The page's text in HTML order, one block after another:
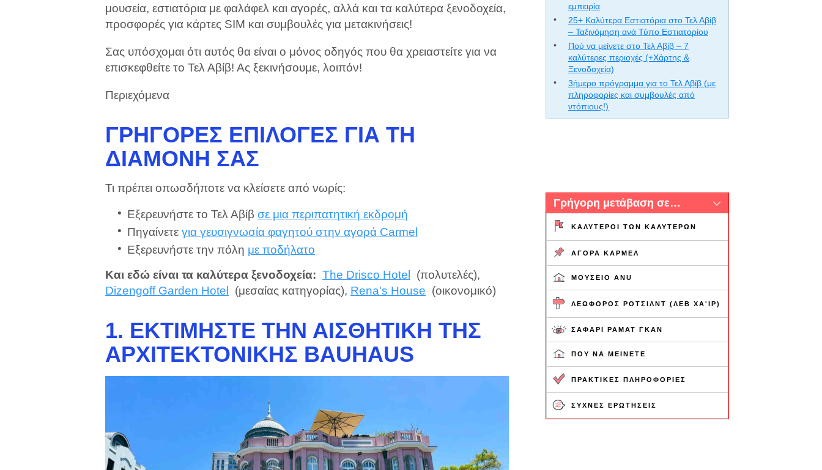
μουσεία, εστιατόρια με φαλάφελ και αγορές, αλλά και τα καλύτερα ξενοδοχεία,
προσφορές για κάρτες SIM και συμβουλές για μετακινήσεις!
Σας υπόσχομαι ότι αυτός θα είναι ο μόνος οδηγός που θα χρειαστείτε για να
επισκεφθείτε το Τελ Αβίβ! Ας ξεκινήσουμε, λοιπόν!
Περιεχόμενα
ΓΡΉΓΟΡΕΣ ΕΠΙΛΟΓΈΣ ΓΙΑ ΤΗ
ΔΙΑΜΟΝΉ ΣΑΣ
Τι πρέπει οπωσδήποτε να κλείσετε από νωρίς:
Εξερευνήστε το Τελ Αβίβ σε μια περιπατητική εκδρομή
Πηγαίνετε για γευσιγνωσία φαγητού στην αγορά Carmel
Εξερευνήστε την πόλη με ποδήλατο
Και εδώ είναι τα καλύτερα ξενοδοχεία: The Drisco Hotel
(πολυτελές),
Dizengoff Garden Hotel
(μεσαίας κατηγορίας), Rena's House (οικονομικό)
1. ΕΚΤΙΜΉΣΤΕ ΤΗΝ ΑΙΣΘΗΤΙΚΉ ΤΗΣ
ΑΡΧΙΤΕΚΤΟΝΙΚΉΣ BAUHAUS
εμπειρία
25+ Καλύτερα Εστιατόρια στο Τελ Αβίβ
– Ταξινόμηση ανά Τύπο Εστιατορίου
Πού να μείνετε στο Τελ Αβίβ – 7
καλύτερες περιοχές (+Χάρτης &
Ξενοδοχεία)
3ήμερο πρόγραμμα για το Τελ Αβίβ (με
πληροφορίες και συμβουλές από
ντόπιους!)
Γρήγορη μετάβαση σε…
ΚΑΛΎΤΕΡΟΙ ΤΩΝ ΚΑΛΎΤΕΡΩΝ
ΑΓΟΡΆ ΚΑΡΜΈΛ
ΜΟΥΣΕΊΟ ANU
ΛΕΩΦΌΡΟΣ ΡΌΤΣΙΛΝΤ (ΛΕΒ ΧΑ'ΙΡ)
ΣΑΦΆΡΙ ΡΑΜΆΤ ΓΚΑΝ
ΠΟΎ ΝΑ ΜΕΊΝΕΤΕ
ΠΡΑΚΤΙΚΈΣ ΠΛΗΡΟΦΟΡΊΕΣ
ΣΥΧΝΈΣ ΕΡΩΤΉΣΕΙΣ